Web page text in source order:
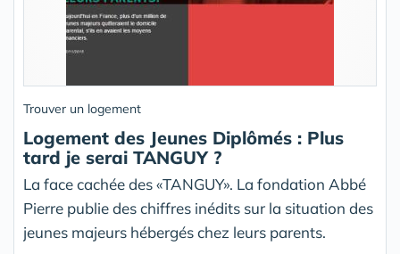
Trouver un logement
Logement des Jeunes Diplômés : Plus
tard je serai TANGUY ?
La face cachée des «TANGUY». La fondation Abbé
Pierre publie des chiffres inédits sur la situation des
jeunes majeurs hébergés chez leurs parents.